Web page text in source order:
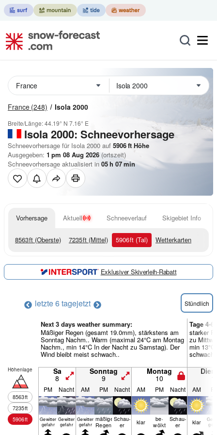
France (248) Isola 2000
Breite/Länge:44.19° N 7.16° E
Isola 2000: Schneevorhersage
Schneevorhersage für Isola 2000 auf 5906ftHöhe
Ausgegeben: 1 pm 08 Aug 2026 (ortszeit)
Schneevorhersage aktualisiert in 05h 07min
Vorhersage Aktuell Schneeverlauf Skigebiet Info
8563ft (Oberste) 7235ft (Mittel) 5906ft (Tal) Wetterkarten
Exklusiver Skiverleih-Rabatt
letzte 6 tagejetzt Stündlich
Next 3 days weather summary:
Mäßiger Regen (gesamt 19.0mm), stärkstens am
Sonntag Nachm.. Warm (maximal 24°C am Montag
Nachm., min 14°C In der Nacht zu Samstag). Der
Wind bleibt meist schwach..
Tage 4-
starker
zu
min
Höhenlage
8563ft
7235ft
5906ft
Sa
8
Sonntag
9
Montag
10
PM Nacht AM PM Nacht AM PM Nacht AM
Gewitter
gefahr
Gewitter
gefahr
Gewitter
gefahr
mäßiger
Regen
Schau­
er klar be­
wölkt
Schau­
er klar